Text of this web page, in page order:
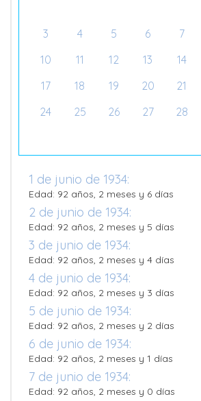
3
4 5 6 7
10
11 12 13 14
17
18 19 20 21
24
25 26 27 28
1 de junio de 1934:
Edad: 92 años, 2 meses y 6 días
2 de junio de 1934:
Edad: 92 años, 2 meses y 5 días
3 de junio de 1934:
Edad: 92 años, 2 meses y 4 días
4 de junio de 1934:
Edad: 92 años, 2 meses y 3 días
5 de junio de 1934:
Edad: 92 años, 2 meses y 2 días
6 de junio de 1934:
Edad: 92 años, 2 meses y 1 días
7 de junio de 1934:
Edad: 92 años, 2 meses y 0 días